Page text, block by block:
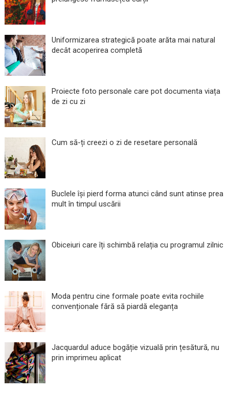
Uniformizarea strategică poate arăta mai natural
decât acoperirea completă
Proiecte foto personale care pot documenta viața
de zi cu zi
Cum să-ți creezi o zi de resetare personală
Buclele își pierd forma atunci când sunt atinse prea
mult în timpul uscării
Obiceiuri care îți schimbă relația cu programul zilnic
Moda pentru cine formale poate evita rochiile
convenționale fără să piardă eleganța
Jacquardul aduce bogăție vizuală prin țesătură, nu
prin imprimeu aplicat